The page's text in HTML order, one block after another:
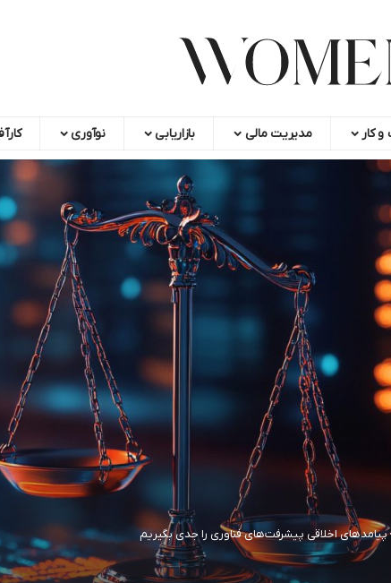
کار مدیریت مالی بازاریابی نوآوری
پیامدهای اخلاقی پیشرفت‌های فناوری را جدی بگیریم